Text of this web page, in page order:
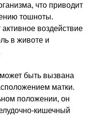
что приводит
тошноты.
воздействие
в животе и
быть вызвана
матки.
положении, он
кишечный